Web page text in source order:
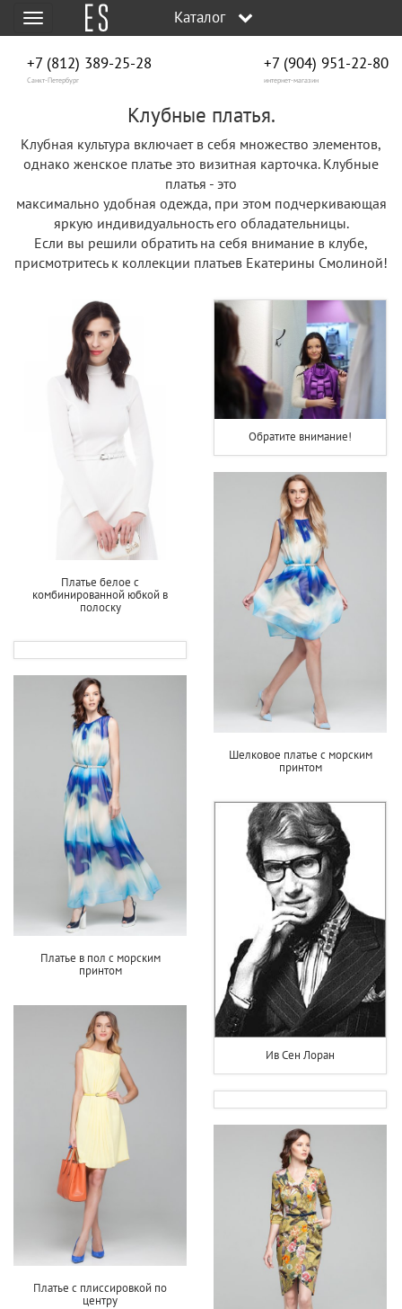
Меню Каталог
+7 (812) 389-25-28
Санкт-Петербург
+7 (904) 951‑22‑80
интернет-магазин
Клубные платья.
Клубная культура включает в себя множество элементов,
однако женское платье это визитная карточка. Клубные
платья - это
максимально удобная одежда, при этом подчеркивающая
яркую индивидуальность его обладательницы.
Если вы решили обратить на себя внимание в клубе,
присмотритесь к коллекции платьев Екатерины Смолиной!
Платье белое с
комбинированной юбкой в
полоску
Обратите внимание!
Шелковое платье с морским
принтом
Платье в пол с морским
принтом
Ив Сен Лоран
Платье с плиссировкой по
центру